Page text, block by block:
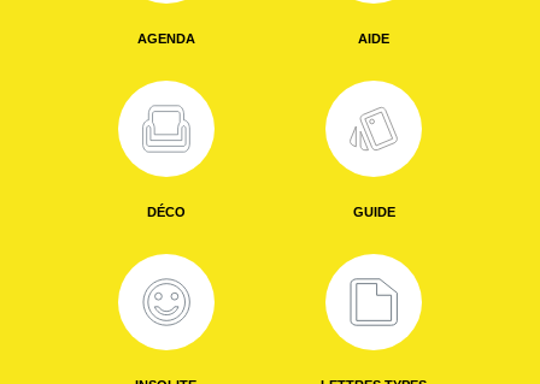
AGENDA AIDE
DÉCO GUIDE